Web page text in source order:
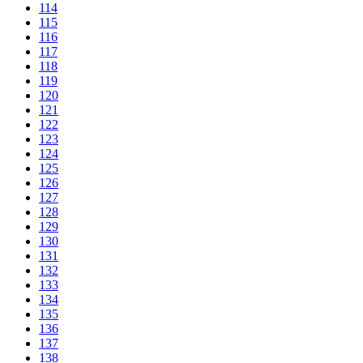
114
115
116
117
118
119
120
121
122
123
124
125
126
127
128
129
130
131
132
133
134
135
136
137
138